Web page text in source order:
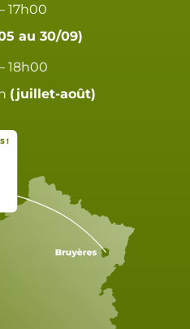
17h00
au 30/09)
18h00
(juillet-août)